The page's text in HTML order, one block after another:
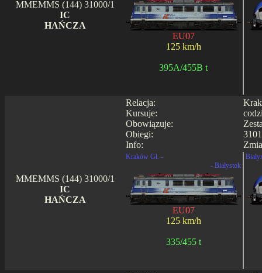
MMEMMS (144) 31000/1
IC
HAŃCZA
EU07
125 km/h
395A/455B t
Relacja:
Kursuje:
Obowiązuje:
Obiegi:
Info:
MMEMMS (144) 31000/1
IC
HAŃCZA
Kraków Gł. -
- Białystok
EU07
125 km/h
335/455 t